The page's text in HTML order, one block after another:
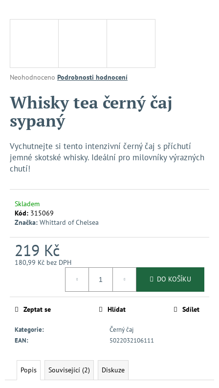
Průměrné
produktu
je
z
hvězdiček.
Neohodnoceno Podrobnosti hodnocení
Whisky tea černý čaj
sypaný
Vychutnejte si tento intenzivní černý čaj s příchutí
jemné skotské whisky. Ideální pro milovníky výrazných
chutí!
Skladem
Kód: 315069
Značka: Whittard of Chelsea
219 Kč
180,99 Kč bez DPH
DO KOŠÍKU
Kategorie:
Černý čaj
EAN: 5022032106111
Zeptat se Hlídat Sdílet
Popis Související (2) Diskuze
?
HLEDAT
D
o
o
u
m